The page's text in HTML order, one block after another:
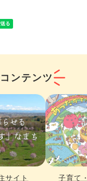
ンテンツ
サイト 子育て